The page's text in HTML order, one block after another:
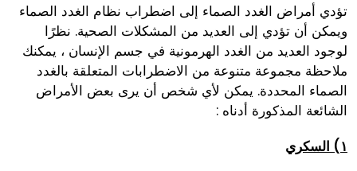
تؤدي أمراض الغدد الصماء إلى اضطراب نظام الغدد الصماء
ويمكن أن تؤدي إلى العديد من المشكلات الصحية. نظرًا
لوجود العديد من الغدد الهرمونية في جسم الإنسان ، يمكنك
ملاحظة مجموعة متنوعة من الاضطرابات المتعلقة بالغدد
الصماء المحددة. يمكن لأي شخص أن يرى بعض الأمراض
الشائعة المذكورة أدناه :
١) السكري